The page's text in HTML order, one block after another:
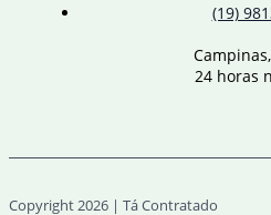
(19)
24 horas
Copyright 2026 | Tá Contratado